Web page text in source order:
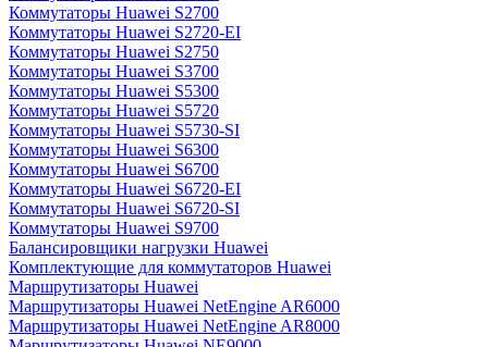
Коммутаторы Huawei S2700
Коммутаторы Huawei S2720-EI
Коммутаторы Huawei S2750
Коммутаторы Huawei S3700
Коммутаторы Huawei S5300
Коммутаторы Huawei S5720
Коммутаторы Huawei S5730-SI
Коммутаторы Huawei S6300
Коммутаторы Huawei S6700
Коммутаторы Huawei S6720-EI
Коммутаторы Huawei S6720-SI
Коммутаторы Huawei S9700
Балансировщики нагрузки Huawei
Комплектующие для коммутаторов Huawei
Маршрутизаторы Huawei
Маршрутизаторы Huawei NetEngine AR6000
Маршрутизаторы Huawei NetEngine AR8000